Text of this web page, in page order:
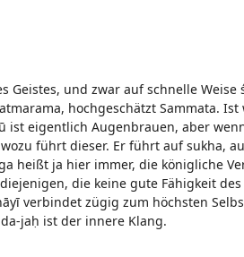
Geistes, und zwar auf schnelle
hochgeschätzt Sammata.
eigentlich Augenbrauen, aber
führt dieser. Er führt auf sukha,
heißt ja hier immer, die königliche
die keine gute Fähigkeit
verbindet zügig zum höchsten
jaḥ ist der innere Klang.